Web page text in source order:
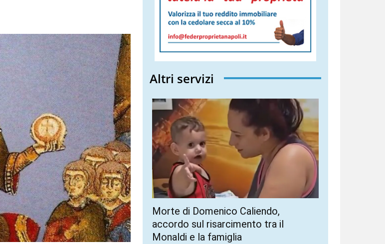
Altri servizi
Morte di Domenico Caliendo,
accordo sul risarcimento tra il
Monaldi e la famiglia